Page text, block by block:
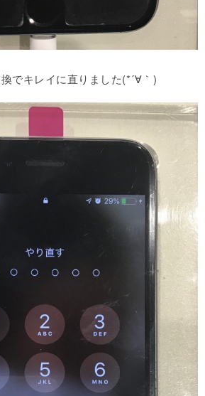
でキレイに直りました(*´∀｀)